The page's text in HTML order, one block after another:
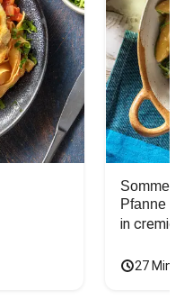
Pfanne
in
27